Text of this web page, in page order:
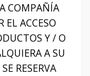
COMPAÑÍA
EL ACCESO
Y / O
A SU
RESERVA